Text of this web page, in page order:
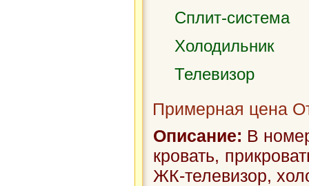
Сплит-система
Холодильник
Телевизор
Примерная цена
Описание: В
кровать,
ЖК-телевизор,